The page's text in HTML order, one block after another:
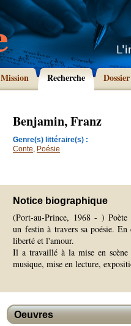
Mission Recherche
Benjamin, Franz
Genre(s) littéraire(s) :
Conte, Poésie
Notice biographique
(Port-au-Prince, 1968 - )
un festin à travers sa poésie.
liberté et l'amour.
Il a travaillé à la mise en scène
musique, mise en lecture,
Oeuvres